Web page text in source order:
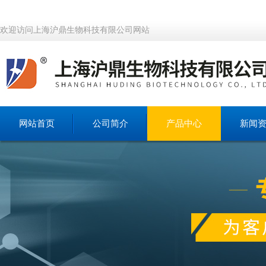
欢迎访问上海沪鼎生物科技有限公司网站
网站首页 公司简介 产品中心 新闻